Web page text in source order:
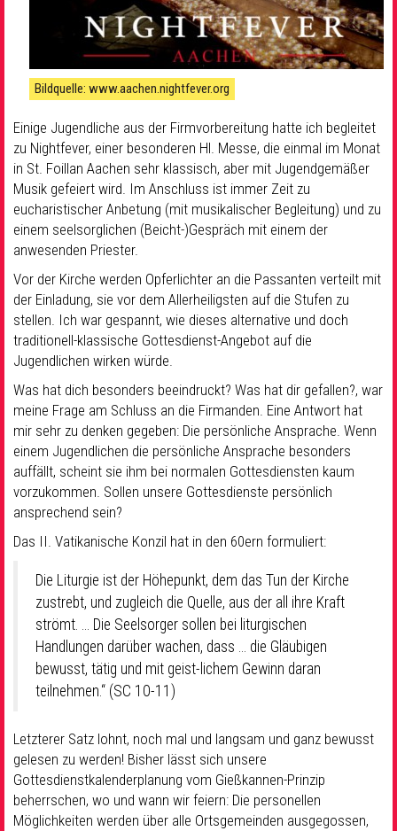
Bildquelle: www.aachen.nightfever.org
Einige Jugendliche aus der Firmvorbereitung hatte ich begleitet
zu Nightfever, einer besonderen Hl. Messe, die einmal im Monat
in St. Foillan Aachen sehr klassisch, aber mit Jugendgemäßer
Musik gefeiert wird. Im Anschluss ist immer Zeit zu
eucharistischer Anbetung (mit musikalischer Begleitung) und zu
einem seelsorglichen (Beicht-)Gespräch mit einem der
anwesenden Priester.
Vor der Kirche werden Opferlichter an die Passanten verteilt mit
der Einladung, sie vor dem Allerheiligsten auf die Stufen zu
stellen. Ich war gespannt, wie dieses alternative und doch
traditionell-klassische Gottesdienst-Angebot auf die
Jugendlichen wirken würde.
Was hat dich besonders beeindruckt? Was hat dir gefallen?, war
meine Frage am Schluss an die Firmanden. Eine Antwort hat
mir sehr zu denken gegeben: Die persönliche Ansprache. Wenn
einem Jugendlichen die persönliche Ansprache besonders
auffällt, scheint sie ihm bei normalen Gottesdiensten kaum
vorzukommen. Sollen unsere Gottesdienste persönlich
ansprechend sein?
Das II. Vatikanische Konzil hat in den 60ern formuliert:
Die Liturgie ist der Höhepunkt, dem das Tun der Kirche
zustrebt, und zugleich die Quelle, aus der all ihre Kraft
strömt. … Die Seelsorger sollen bei liturgischen
Handlungen darüber wachen, dass … die Gläubigen
bewusst, tätig und mit geist-lichem Gewinn daran
teilnehmen.“ (SC 10-11)
Letzterer Satz lohnt, noch mal und langsam und ganz bewusst
gelesen zu werden! Bisher lässt sich unsere
Gottesdienstkalenderplanung vom Gießkannen-Prinzip
beherrschen, wo und wann wir feiern: Die personellen
Möglichkeiten werden über alle Ortsgemeinden ausgegossen,